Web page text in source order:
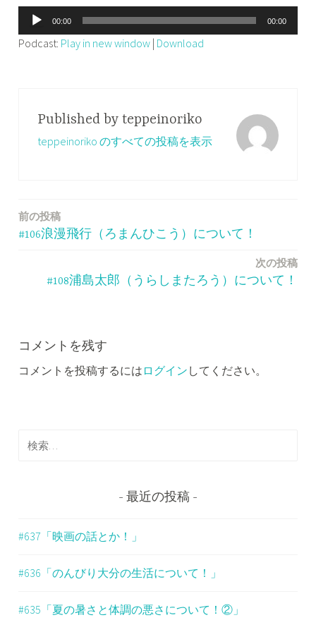
声
プ
00:00 00:00
Podcast: Play in new window | Download
Published by teppeinoriko
teppeinoriko のすべての投稿を表示
投
ー
シ
前の投稿
#106浪漫飛行（ろまんひこう）について！
次の投稿
#108浦島太郎（うらしまたろう）について！
コメントを残す
コメントを投稿するには ログイン してください。
検
索
最近の投稿
#637「映画の話とか！」
#636「のんびり大分の生活について！」
#635「夏の暑さと体調の悪さについて！②」